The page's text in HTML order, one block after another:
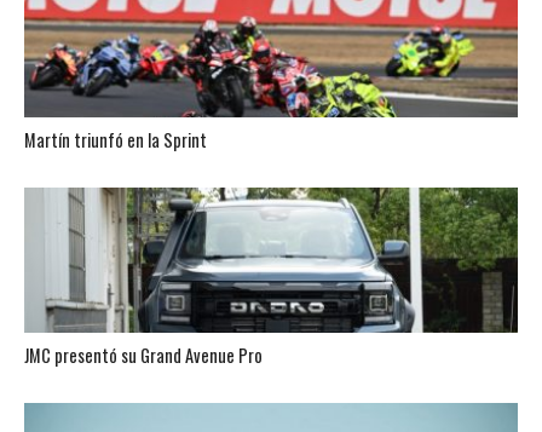
Martín triunfó en la Sprint
JMC presentó su Grand Avenue Pro